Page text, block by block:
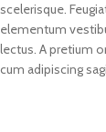
scelerisque.
elementum
lectus. A pretium
cum adipiscing